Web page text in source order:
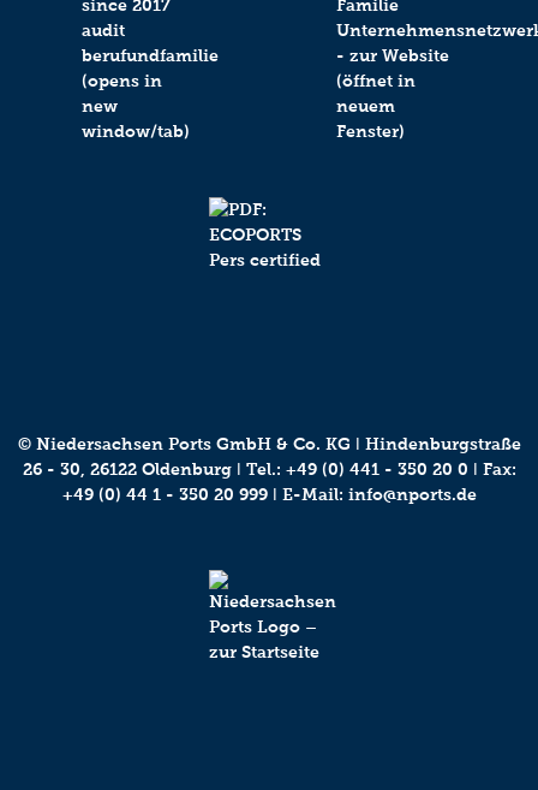
© Niedersachsen Ports GmbH & Co. KG ǀ Hindenburgstraße
26 - 30, 26122 Oldenburg ǀ Tel.: +49 (0) 441 - 350 20 0 ǀ Fax:
+49 (0) 44 1 - 350 20 999 ǀ E-Mail: info@nports.de